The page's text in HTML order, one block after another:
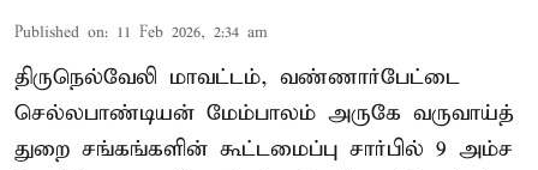
Published on: 11 Feb 2026, 2:34 am
திருநெல்வேலி மாவட்டம், வண்ணார்பேட்டை
செல்லபாண்டியன் மேம்பாலம் அருகே வருவாய்த்
துறை சங்கங்களின் கூட்டமைப்பு சார்பில் 9 அம்ச